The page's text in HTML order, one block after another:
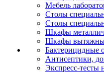
Мебель
Столы
Столы
Шкафы
Шкафы
Бактерицидные
Антисептики,
Экспресс-тесты